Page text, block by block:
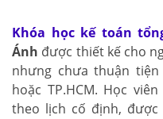
Khóa học kế toán
Ánh được thiết kế cho
nhưng chưa thuận
hoặc TP.HCM. Học
theo lịch cố định,